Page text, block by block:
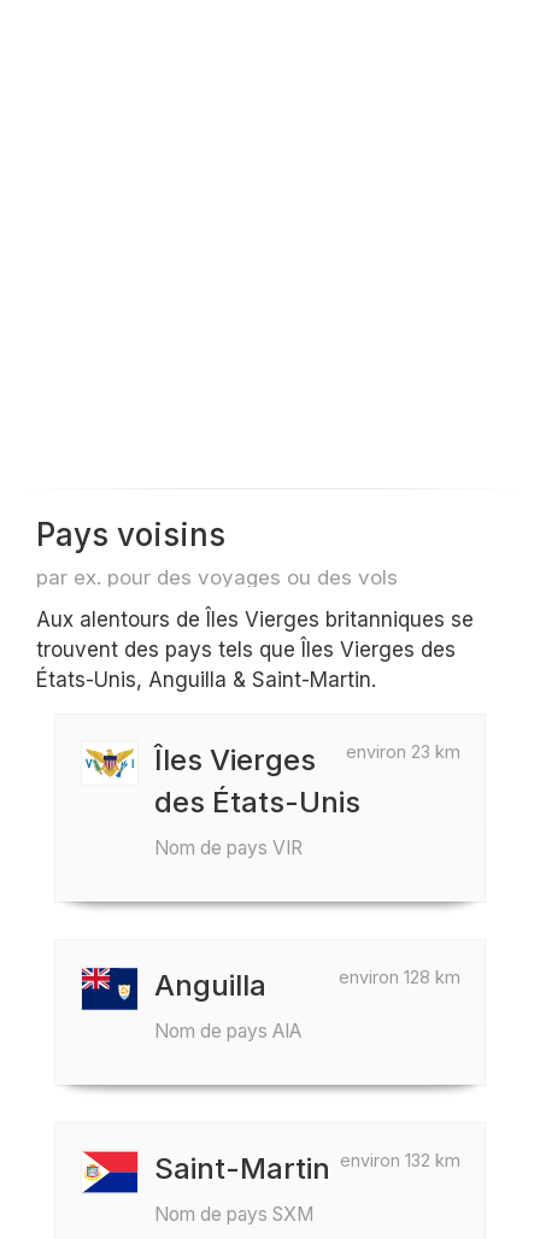
Pays voisins
par ex. pour des voyages ou des vols
Aux alentours de Îles Vierges britanniques se
trouvent des pays tels que Îles Vierges des
États-Unis, Anguilla & Saint-Martin.
environ 23 km
Îles Vierges
des États-Unis
Nom de pays VIR
environ 128 km
Anguilla
Nom de pays AIA
environ 132 km
Saint-Martin
Nom de pays SXM